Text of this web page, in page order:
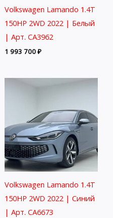
Volkswagen Lamando 1.4T
150HP 2WD 2022 | Белый
| Арт. CA3962
1 993 700₽
Volkswagen Lamando 1.4T
150HP 2WD 2022 | Синий
| Арт. CA6673